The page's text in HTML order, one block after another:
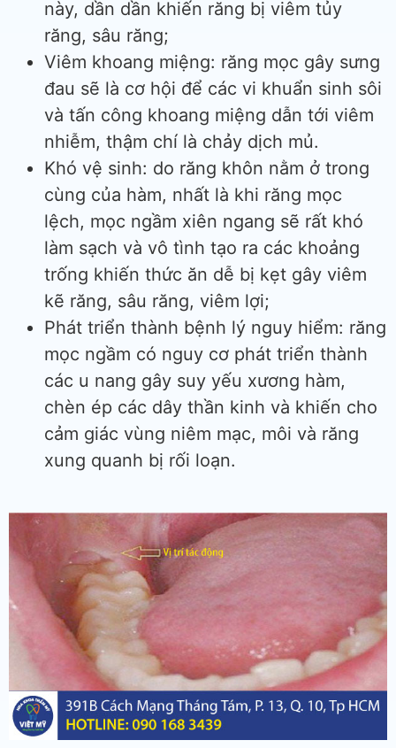
này, dần dần khiến răng bị viêm tủy
răng, sâu răng;
Viêm khoang miệng: răng mọc gây sưng
đau sẽ là cơ hội để các vi khuẩn sinh sôi
và tấn công khoang miệng dẫn tới viêm
nhiễm, thậm chí là chảy dịch mủ.
Khó vệ sinh: do răng khôn nằm ở trong
cùng của hàm, nhất là khi răng mọc
lệch, mọc ngầm xiên ngang sẽ rất khó
làm sạch và vô tình tạo ra các khoảng
trống khiến thức ăn dễ bị kẹt gây viêm
kẽ răng, sâu răng, viêm lợi;
Phát triển thành bệnh lý nguy hiểm: răng
mọc ngầm có nguy cơ phát triển thành
các u nang gây suy yếu xương hàm,
chèn ép các dây thần kinh và khiến cho
cảm giác vùng niêm mạc, môi và răng
xung quanh bị rối loạn.